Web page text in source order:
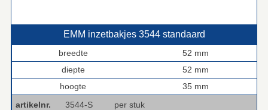
EMM inzetbakjes 3544 standaard
breedte
52 mm
diepte
52 mm
hoogte
35 mm
artikelnr. 3544-S
per stuk